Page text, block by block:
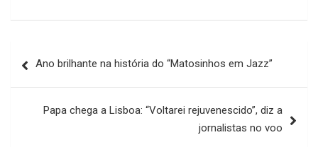
de
Ano brilhante na história do “Matosinhos em Jazz”
Papa chega a Lisboa: “Voltarei rejuvenescido”, diz a
jornalistas no voo